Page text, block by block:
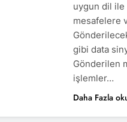
uygun dil ile
mesafelere
gibi data
Gönderilen
işlemler…
Daha Fazla